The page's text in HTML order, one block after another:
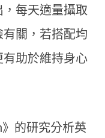
每天適量攝取
關，若搭配均
助於維持身心
的研究分析英